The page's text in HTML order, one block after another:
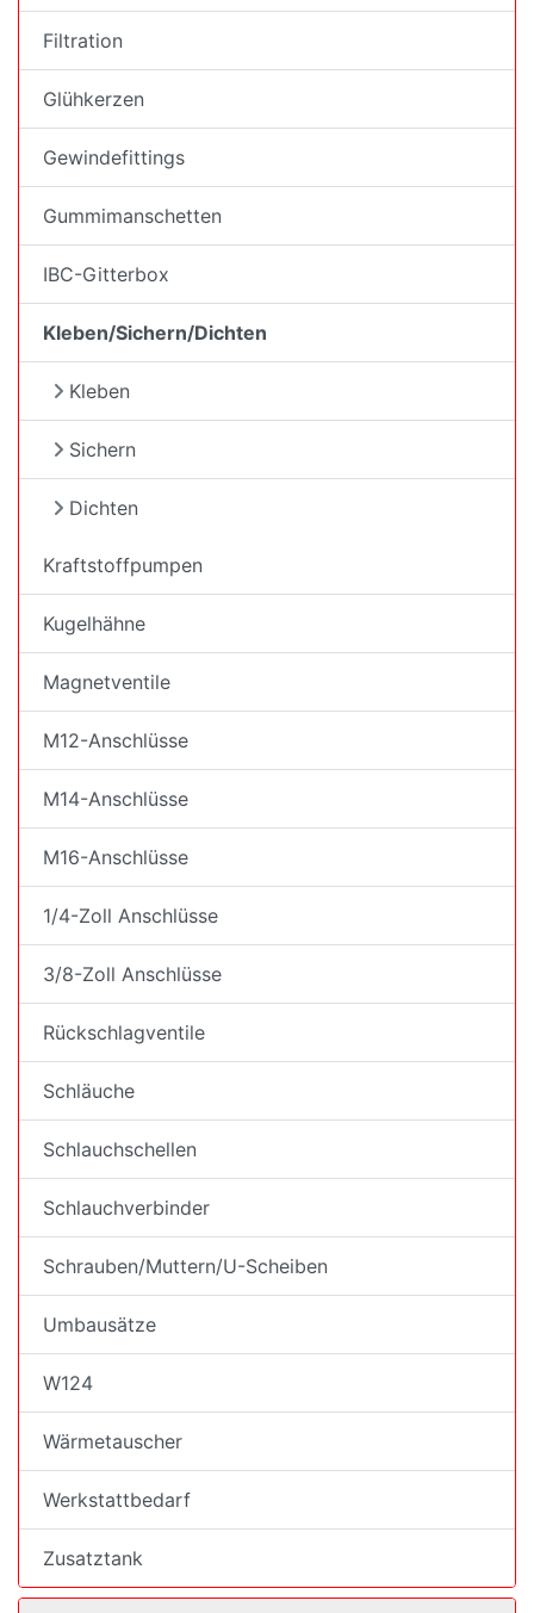
Filtration
Glühkerzen
Gewindefittings
Gummimanschetten
IBC-Gitterbox
Kleben/Sichern/Dichten
Kleben
Sichern
Dichten
Kraftstoffpumpen
Kugelhähne
Magnetventile
M12-Anschlüsse
M14-Anschlüsse
M16-Anschlüsse
1/4-Zoll Anschlüsse
3/8-Zoll Anschlüsse
Rückschlagventile
Schläuche
Schlauchschellen
Schlauchverbinder
Schrauben/Muttern/U-Scheiben
Umbausätze
W124
Wärmetauscher
Werkstattbedarf
Zusatztank